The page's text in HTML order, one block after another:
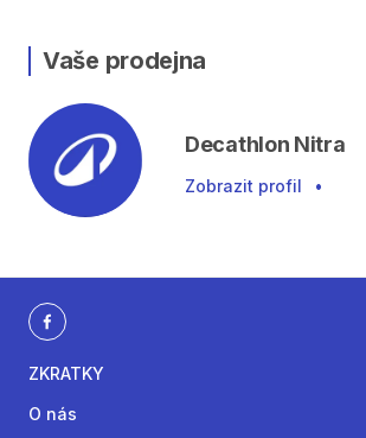
Vaše prodejna
Decathlon Nitra
Zobrazit profil •
ZKRATKY
O nás